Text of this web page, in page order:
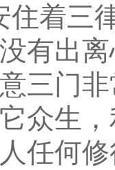
住着三
有出
三门
众生
任何